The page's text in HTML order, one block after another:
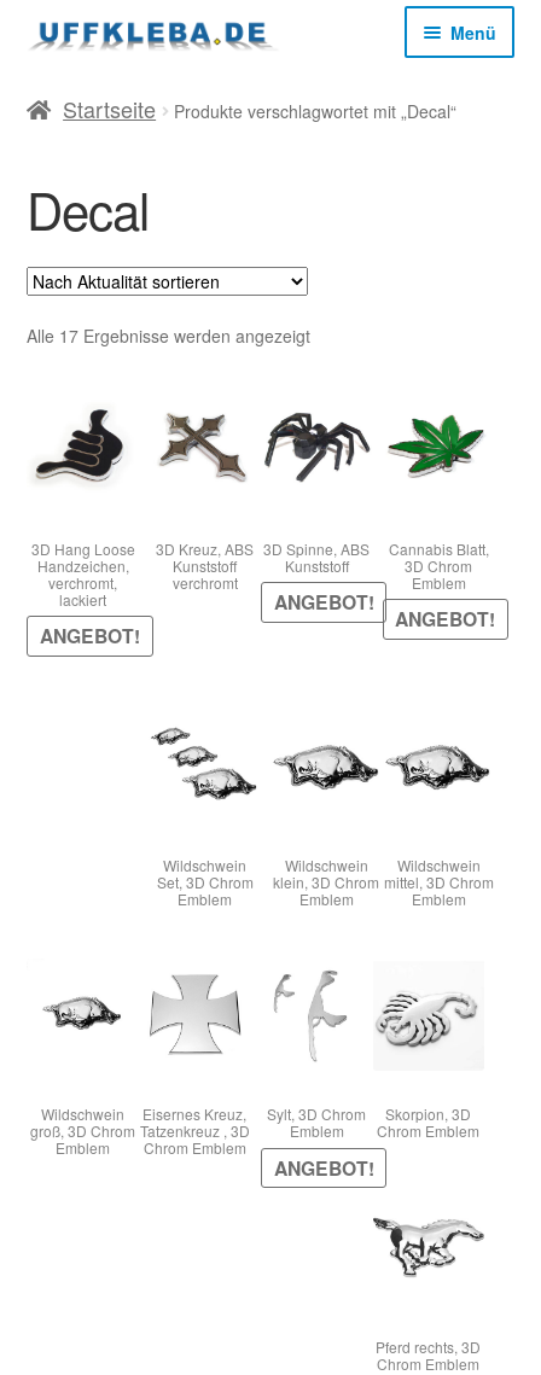
Zur
Navigation
Zum
Inhalt
Menü
Start
Mein Konto
Versandkosten
Warenkorb
Startseite Produkte verschlagwortet mit „Decal“
Decal
Alle 17 Ergebnisse werden angezeigtNach
3D Hang Loose
Handzeichen,
verchromt,
lackiert
ANGEBOT!
3D Kreuz, ABS
Kunststoff
verchromt
3D Spinne, ABS
Kunststoff
ANGEBOT!
Cannabis Blatt,
3D Chrom
Emblem
ANGEBOT!
Wildschwein
Set, 3D Chrom
Emblem
Wildschwein
klein, 3D Chrom
Emblem
Wildschwein
mittel, 3D Chrom
Emblem
Wildschwein
groß, 3D Chrom
Emblem
Eisernes Kreuz,
Tatzenkreuz , 3D
Chrom Emblem
Sylt, 3D Chrom
Emblem
ANGEBOT!
Skorpion, 3D
Chrom Emblem
Pferd rechts, 3D
Chrom Emblem